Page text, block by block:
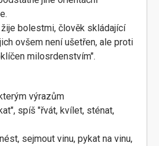
bolestmi, člověk skládající
ovšem není ušetřen, ale proti
milosrdenstvím".
výrazům